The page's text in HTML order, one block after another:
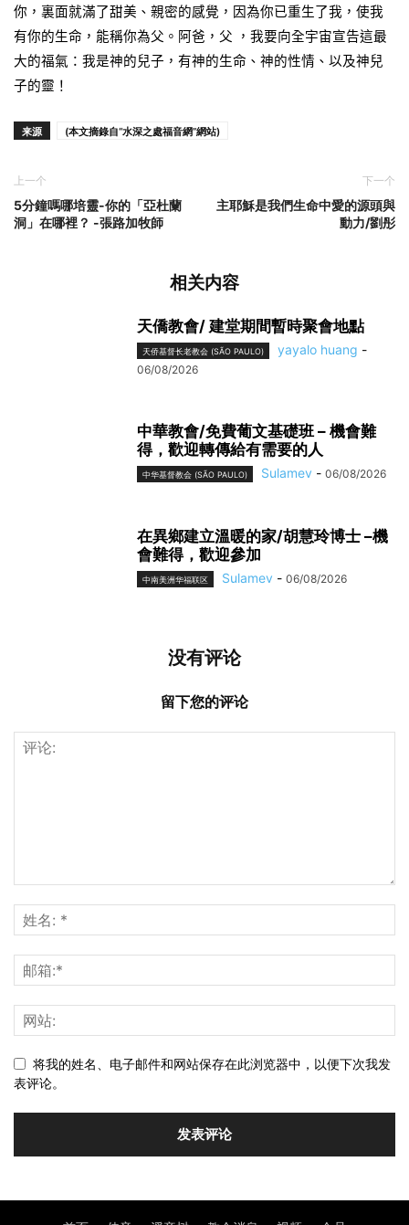
你，裏面就滿了甜美、親密的感覺，因為你已重生了我，使我
有你的生命，能稱你為父。阿爸，父 ，我要向全宇宙宣告這最
大的福氣：我是神的兒子，有神的生命、神的性情、以及神兒
子的靈！
来源 (本文摘錄自“水深之處福音網”網站)
上一个
5分鐘嗎哪培靈-你的「亞杜蘭
洞」在哪裡？ -張路加牧師
下一个
主耶穌是我們生命中愛的源頭與
動力/劉彤
相关内容
天僑教會/ 建堂期間暫時聚會地點
天侨基督长老教会 (SÃO PAULO) yayalo huang -
06/08/2026
中華教會/免費葡文基礎班 – 機會難
得，歡迎轉傳給有需要的人
中华基督教会 (SÃO PAULO) Sulamev - 06/08/2026
在異鄉建立溫暖的家/胡慧玲博士 –機
會難得，歡迎參加
中南美洲华福联区 Sulamev - 06/08/2026
没有评论
留下您的评论
将我的姓名、电子邮件和网站保存在此浏览器中，以便下次我发
表评论。